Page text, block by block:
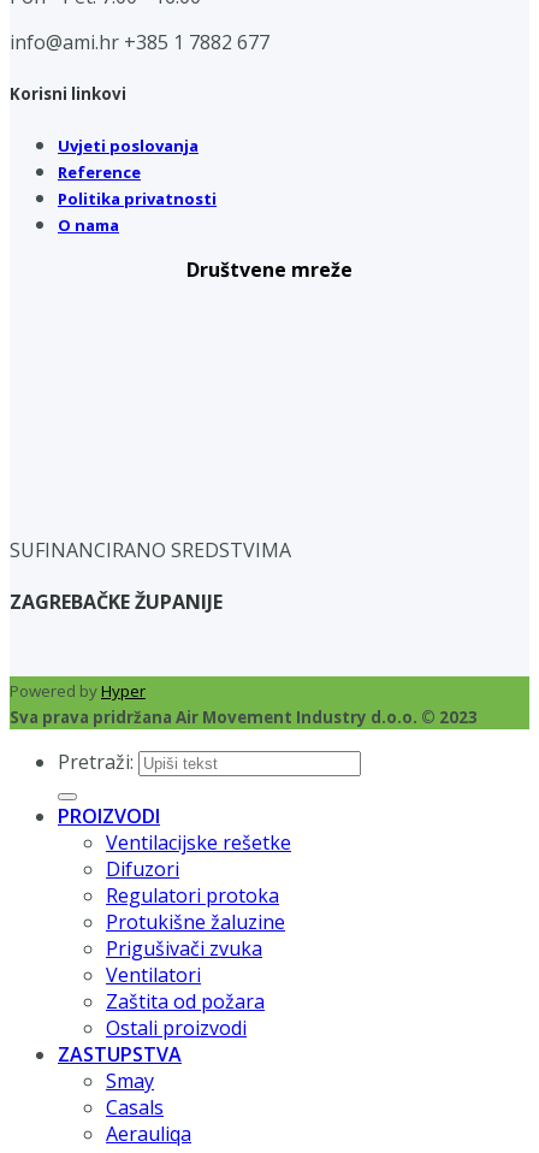
info@ami.hr +385 1 7882 677
Korisni linkovi
Uvjeti poslovanja
Reference
Politika privatnosti
O nama
Društvene mreže
SUFINANCIRANO SREDSTVIMA
ZAGREBAČKE ŽUPANIJE
Powered byHyper
Sva prava pridržana Air Movement Industry d.o.o. © 2023
Pretraži:
PROIZVODI
Ventilacijske rešetke
Difuzori
Regulatori protoka
Protukišne žaluzine
Prigušivači zvuka
Ventilatori
Zaštita od požara
Ostali proizvodi
ZASTUPSTVA
Smay
Casals
Aerauliqa